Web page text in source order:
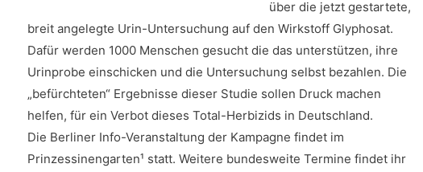
über die jetzt gestartete,
breit angelegte Urin-Untersuchung auf den Wirkstoff Glyphosat.
Dafür werden 1000 Menschen gesucht die das unterstützen, ihre
Urinprobe einschicken und die Untersuchung selbst bezahlen. Die
„befürchteten“ Ergebnisse dieser Studie sollen Druck machen
helfen, für ein Verbot dieses Total-Herbizids in Deutschland.
Die Berliner Info-Veranstaltung der Kampagne findet im
Prinzessinengarten¹ statt. Weitere bundesweite Termine findet ihr